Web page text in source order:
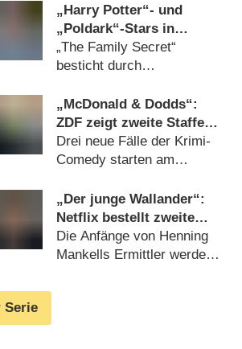
„Harry Potter“- und
„Poldark“-Stars in
britischer Thriller-Serie
um zerstörerische
„The Family Secret“
besticht durch
01.10.2025)
„McDonald & Dodds“:
ZDF zeigt zweite Staffel
mit den britischen
Ermittlern
Drei neue Fälle der Krimi-
Comedy starten am
„Der junge Wallander“:
Netflix bestellt zweite
Staffel der Krimiserie
Die Anfänge von Henning
Mankells Ermittler werden
Serie